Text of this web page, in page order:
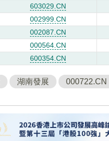
603029.CN
002999.CN
002087.CN
000564.CN
600354.CN
湖南發展 000722.CN